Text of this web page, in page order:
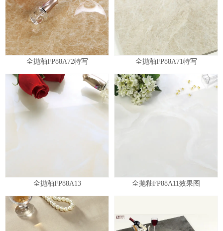
全抛釉FP88A72特写 全抛釉FP88A71特写
全抛釉FP88A13 全抛釉FP88A11效果图